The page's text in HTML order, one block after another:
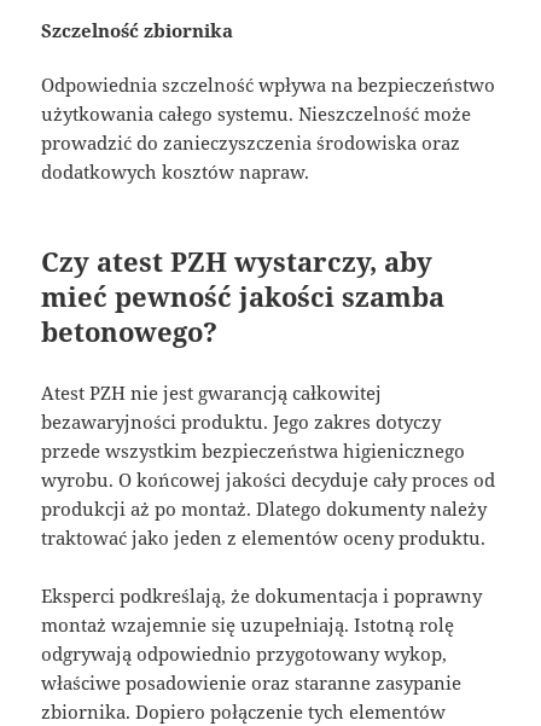
Szczelność zbiornika
Odpowiednia szczelność wpływa na bezpieczeństwo
użytkowania całego systemu. Nieszczelność może
prowadzić do zanieczyszczenia środowiska oraz
dodatkowych kosztów napraw.
Czy atest PZH wystarczy, aby
mieć pewność jakości szamba
betonowego?
Atest PZH nie jest gwarancją całkowitej
bezawaryjności produktu. Jego zakres dotyczy
przede wszystkim bezpieczeństwa higienicznego
wyrobu. O końcowej jakości decyduje cały proces od
produkcji aż po montaż. Dlatego dokumenty należy
traktować jako jeden z elementów oceny produktu.
Eksperci podkreślają, że dokumentacja i poprawny
montaż wzajemnie się uzupełniają. Istotną rolę
odgrywają odpowiednio przygotowany wykop,
właściwe posadowienie oraz staranne zasypanie
zbiornika. Dopiero połączenie tych elementów